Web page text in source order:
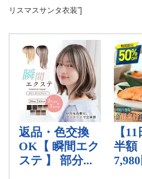
リスマスサンタ衣装”]